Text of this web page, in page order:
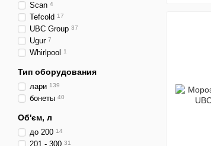
Scan 4
Tefcold 17
UBC Group 37
Ugur 7
Whirlpool 1
Тип оборудования
лари 139
бонеты 40
Об'єм, л
до 200 14
201 - 300 31